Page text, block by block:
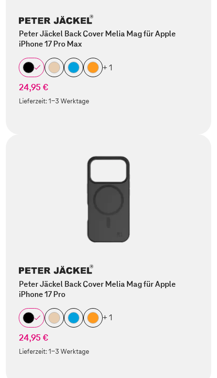
Peter Jäckel Back Cover Melia Mag für Apple
iPhone 17 Pro Max
+ 1
24,95 €
Lieferzeit:1-3 Werktage
Peter Jäckel Back Cover Melia Mag für Apple
iPhone 17 Pro
+ 1
24,95 €
Lieferzeit:1-3 Werktage